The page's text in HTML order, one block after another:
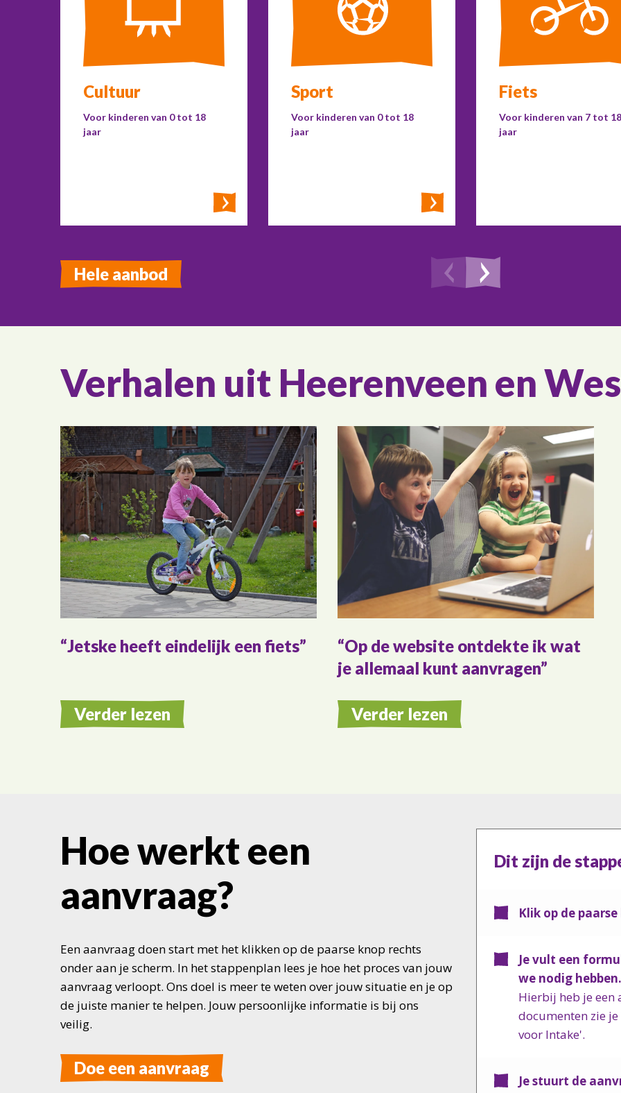
Cultuur
Voor kinderen van 0 tot 18
jaar
Sport
Voor kinderen van 0 tot 18
jaar
Fiets
Voor kinderen van 7 tot 18
jaar
Hele aanbod
Verhalen uit Heerenveen en
Jetske heeft eindelijk een fiets
Verder lezen
Op de website ontdekte ik wat
je allemaal kunt aanvragen
Verder lezen
Hoe werkt een
aanvraag?
Een aanvraag doen start met het klikken op de paarse knop rechts
onder aan je scherm. In het stappenplan lees je hoe het proces van jouw
aanvraag verloopt. Ons doel is meer te weten over jouw situatie en je op
de juiste manier te helpen. Jouw persoonlijke informatie is bij ons
veilig.
Doe een aanvraag
Dit zijn de
Klik op de
Je vult een
we nodig hebben.
Hierbij heb je een
documenten zie
voor Intake'.
Je stuurt de